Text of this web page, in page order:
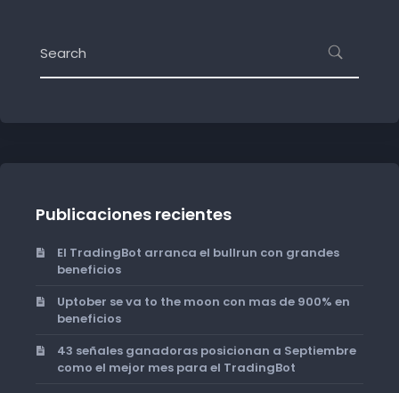
Publicaciones recientes
El TradingBot arranca el bullrun con grandes
beneficios
Uptober se va to the moon con mas de 900% en
beneficios
43 señales ganadoras posicionan a Septiembre
como el mejor mes para el TradingBot